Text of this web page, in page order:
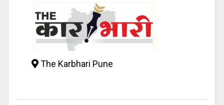
The Karbhari Pune